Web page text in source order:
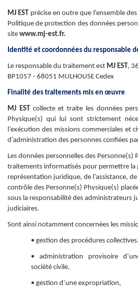
MJ ESTprécise en outre que l’ensemble
Politique de protection des données
site www.mj-est.fr.
Identité et coordonnées du responsable
Le responsable du traitement est MJ EST,
BP1057 - 68051 MULHOUSE Cedex
Finalité des traitements mis en œuvre
MJ ESTcollecte et traite les données
Physique(s) qui lui sont strictement
l’exécution des missions commerciales et
d’administration des personnes confiées
Les données personnelles des Personne(s)
traitements informatisés pour permettre la
représentation juridique, de l’assistance,
contrôle des Personne(s) Physique(s)
sous la responsabilité des administrateurs
judiciaires.
Sont ainsi notamment concernées les
• gestion des procédures collectives,
• administration provisoire
société civile,
• gestion d’une expropriation,